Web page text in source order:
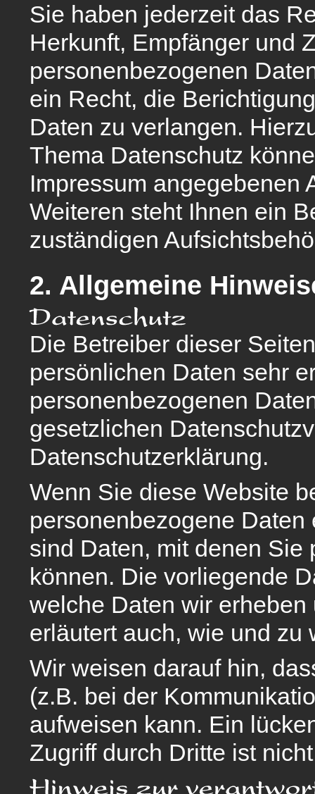
Sie haben jederzeit das
Herkunft, Empfänger und
personenbezogenen
ein Recht, die
Daten zu verlangen.
Thema Datenschutz
Impressum angegebenen
Weiteren steht Ihnen ein
zuständigen
2. Allgemeine
Die Betreiber dieser
persönlichen Daten sehr
personenbezogenen
gesetzlichen
Datenschutzerklärung.
Wenn Sie diese Website
personenbezogene
sind Daten, mit denen
können. Die vorliegende
welche Daten wir
erläutert auch, wie und zu
Wir weisen darauf hin,
(z.B. bei der
aufweisen kann. Ein
Zugriff durch Dritte ist